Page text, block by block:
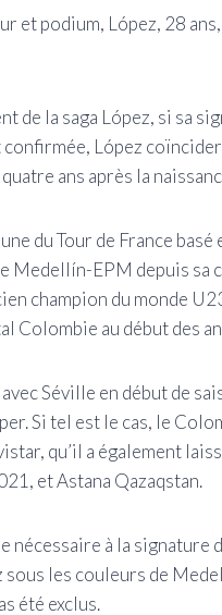
et podium, López, 28
la saga López, si sa
López
ans après la
du Tour de France
Medellín-EPM depuis sa
champion du monde
Colombie au début des
Séville en début de
Si tel est le cas, le
qu’il a également
et Astana Qazaqstan.
à la signature
les couleurs de
été exclus.